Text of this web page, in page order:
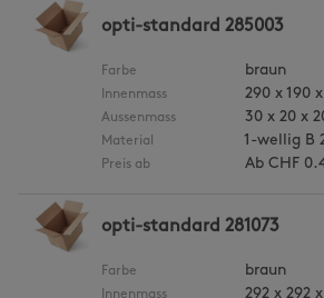
opti-standard 285003
Farbe braun
Innenmass 290 x 190
Aussenmass 30 x 20 x
Material 1-wellig B
Preis ab Ab CHF
opti-standard 281073
Farbe braun
Innenmass 292 x 292